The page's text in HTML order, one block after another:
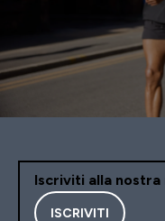
Iscriviti alla
ISCRIVITI